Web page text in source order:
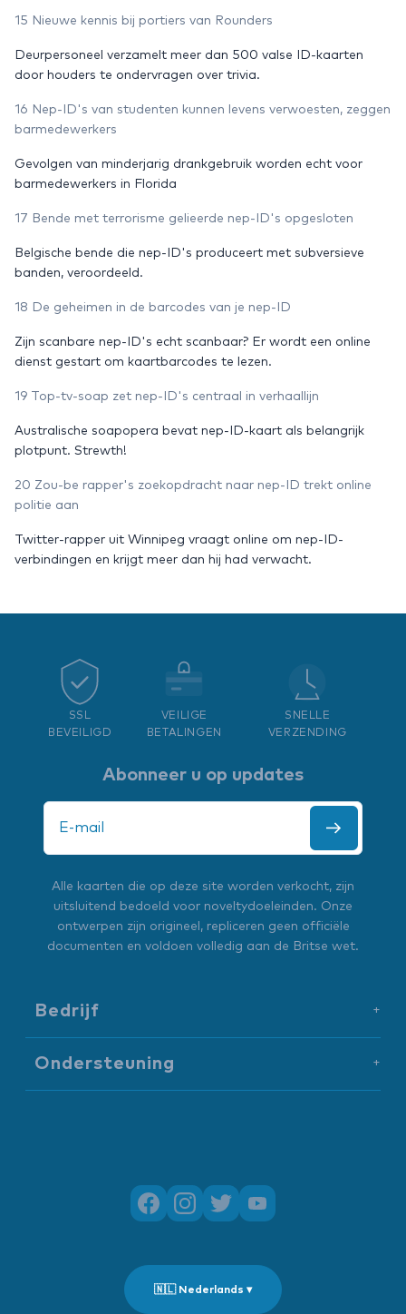
15 Nieuwe kennis bij portiers van Rounders
Deurpersoneel verzamelt meer dan 500 valse ID-kaarten
door houders te ondervragen over trivia.
16 Nep-ID's van studenten kunnen levens verwoesten, zeggen
barmedewerkers
Gevolgen van minderjarig drankgebruik worden echt voor
barmedewerkers in Florida
17 Bende met terrorisme gelieerde nep-ID's opgesloten
Belgische bende die nep-ID's produceert met subversieve
banden, veroordeeld.
18 De geheimen in de barcodes van je nep-ID
Zijn scanbare nep-ID's echt scanbaar? Er wordt een online
dienst gestart om kaartbarcodes te lezen.
19 Top-tv-soap zet nep-ID's centraal in verhaallijn
Australische soapopera bevat nep-ID-kaart als belangrijk
plotpunt. Strewth!
20 Zou-be rapper's zoekopdracht naar nep-ID trekt online
politie aan
Twitter-rapper uit Winnipeg vraagt online om nep-ID-
verbindingen en krijgt meer dan hij had verwacht.
SSL
BEVEILIGD
VEILIGE
BETALINGEN
SNELLE
VERZENDING
Abonneer u op updates
Alle kaarten die op deze site worden verkocht, zijn
uitsluitend bedoeld voor noveltydoeleinden. Onze
ontwerpen zijn origineel, repliceren geen officiële
documenten en voldoen volledig aan de Britse wet.
Bedrijf +
Ondersteuning +
🇳🇱 Nederlands ▾